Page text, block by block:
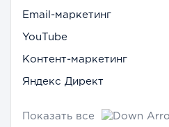
Email-маркетинг
YouTube
Контент-маркетинг
Яндекс Директ
Показать все